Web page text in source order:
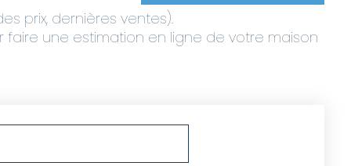
prix, dernières ventes).
faire une estimation en ligne de votre maison